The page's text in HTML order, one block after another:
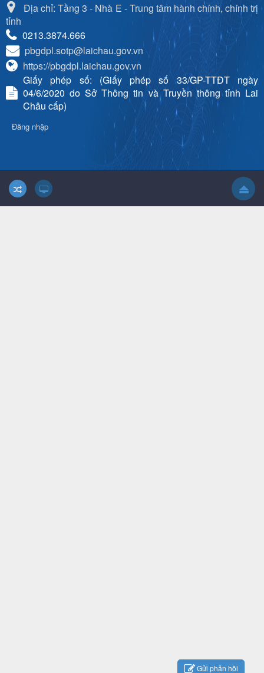
Địa chỉ: Tầng 3 - Nhà E - Trung tâm hành chính, chính trị
tỉnh
0213.3874.666
pbgdpl.sotp@laichau.gov.vn
https://pbgdpl.laichau.gov.vn
Giấy phép số: (Giấy phép số 33/GP-TTĐT ngày
04/6/2020 do Sở Thông tin và Truyền thông tỉnh Lai
Châu cấp)
Đăng nhập
Gửi phản hồi